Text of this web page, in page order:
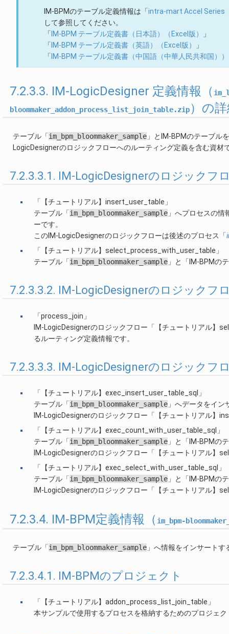
IM-BPMのテーブル定義情報は「intra-mart Accel Series
して参照してください。
「 IM-BPM テーブル定義書（日本語）（Excel版）
」
「 IM-BPM テーブル定義書（英語）（Excel版）
」
「 IM-BPM テーブル定義書（中国語（中華人民共和国）
7.2.3.3. IM-LogicDesigner 定義情報（
bloommaker_addon_process_list_join_table.zip ）の
テーブル「im_bpm_bloommaker_sample 」とIM-BPMのテーブル
LogicDesignerのロジックフローへのルーティング定義を含む資材
7.2.3.3.1. IM-LogicDesignerのロジックフ
「【チュートリアル】insert_user_table」
テーブル「im_bpm_bloommaker_sample」へプロセスの情
ーです。
このIM-LogicDesignerのロジックフローは後述のプロセス「
「【チュートリアル】select_process_with_user_table」
テーブル「im_bpm_bloommaker_sample」と「IM-BPMの
7.2.3.3.2. IM-LogicDesignerのロジックフ
「process_join」
IM-LogicDesignerのロジックフロー「【チュートリアル
るルーティング定義情報です。
7.2.3.3.3. IM-LogicDesignerのロジックフ
「【チュートリアル】exec_insert_user_table_sql」
テーブル「im_bpm_bloommaker_sample」へデータをイン
IM-LogicDesignerのロジックフロー「【チュートリアル】
「【チュートリアル】exec_count_with_user_table_sql」
テーブル「im_bpm_bloommaker_sample」と「IM-BPMの
IM-LogicDesignerのロジックフロー「【チュートリアル
「【チュートリアル】exec_select_with_user_table_sql」
テーブル「im_bpm_bloommaker_sample」と「IM-BPMの
IM-LogicDesignerのロジックフロー「【チュートリアル
7.2.3.4. IM-BPM定義情報（ im_bpm-
テーブル「im_bpm_bloommaker_sample 」へ情報をインサート
7.2.3.4.1. IM-BPMのプロジェクト
「【チュートリアル】addon_process_list_join_table」
本サンプルで使用するプロセスを格納するためのプロジェク